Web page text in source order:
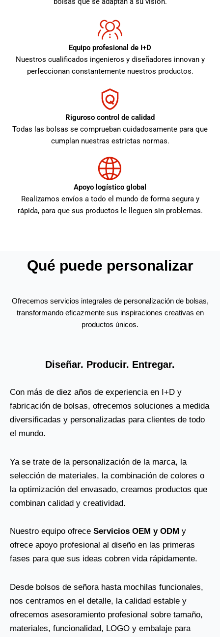
Equipo profesional de I+D
Nuestros cualificados ingenieros y diseñadores innovan y
perfeccionan constantemente nuestros productos.
Riguroso control de calidad
Todas las bolsas se comprueban cuidadosamente para que
cumplan nuestras estrictas normas.
Apoyo logístico global
Realizamos envíos a todo el mundo de forma segura y
rápida, para que sus productos le lleguen sin problemas.
Qué puede personalizar
Ofrecemos servicios integrales de personalización de bolsas,
transformando eficazmente sus inspiraciones creativas en
productos únicos.
Diseñar. Producir. Entregar.
Con más de diez años de experiencia en I+D y
fabricación de bolsas, ofrecemos soluciones a medida
diversificadas y personalizadas para clientes de todo
el mundo.
Ya se trate de la personalización de la marca, la
selección de materiales, la combinación de colores o
la optimización del envasado, creamos productos que
combinan calidad y creatividad.
Nuestro equipo ofrece Servicios OEM y ODM y
ofrece apoyo profesional al diseño en las primeras
fases para que sus ideas cobren vida rápidamente.
Desde bolsos de señora hasta mochilas funcionales,
nos centramos en el detalle, la calidad estable y
ofrecemos asesoramiento profesional sobre tamaño,
materiales, funcionalidad, LOGO y embalaje para